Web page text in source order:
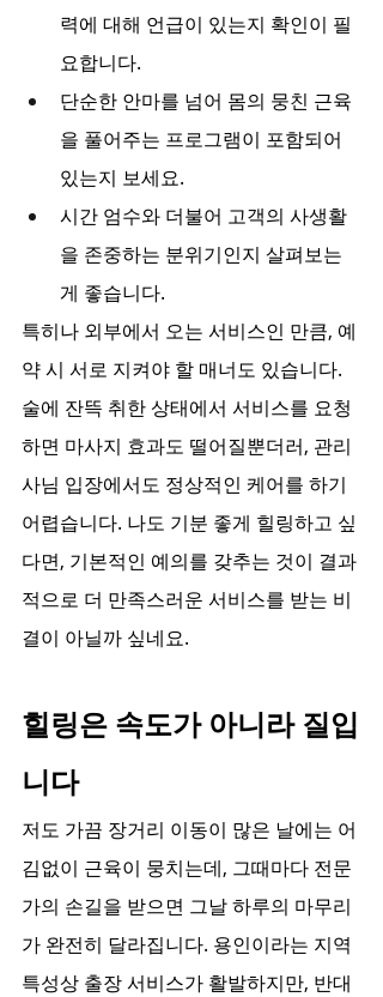
력에 대해 언급이 있는지 확인이 필
요합니다.
단순한 안마를 넘어 몸의 뭉친 근육
을 풀어주는 프로그램이 포함되어
있는지 보세요.
시간 엄수와 더불어 고객의 사생활
을 존중하는 분위기인지 살펴보는
게 좋습니다.
특히나 외부에서 오는 서비스인 만큼, 예
약 시 서로 지켜야 할 매너도 있습니다.
술에 잔뜩 취한 상태에서 서비스를 요청
하면 마사지 효과도 떨어질뿐더러, 관리
사님 입장에서도 정상적인 케어를 하기
어렵습니다. 나도 기분 좋게 힐링하고 싶
다면, 기본적인 예의를 갖추는 것이 결과
적으로 더 만족스러운 서비스를 받는 비
결이 아닐까 싶네요.
힐링은 속도가 아니라 질입
니다
저도 가끔 장거리 이동이 많은 날에는 어
김없이 근육이 뭉치는데, 그때마다 전문
가의 손길을 받으면 그날 하루의 마무리
가 완전히 달라집니다. 용인이라는 지역
특성상 출장 서비스가 활발하지만, 반대